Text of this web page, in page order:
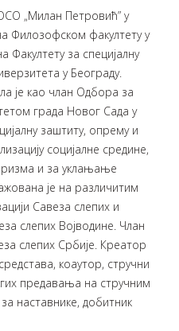
„Милан Петровић” у
Филозофском факултету у
за специјалну
у Београду.
је као члан Одбора за
града Новог Сада у
заштиту, опрему и
социјалне средине,
и за уклањање
је на различитим
Савеза слепих и
слепих Војводине. Члан
слепих Србије. Креатор
коаутор, стручни
предавања на стручним
наставнике, добитник